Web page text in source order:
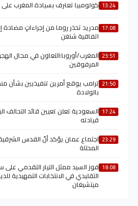
13:24 كولومبيا تعترف بسيادة المغرب على
17:08 مدريد تحذر روما من إجراءاتٍ
اتفاقية شنغن
23:51 المغرب/أوروبا:التعاون في مجال
المرفوقين
21:50 ترامب يوقع أمرين تنفيذيين بشأن
بالولادة
17:24 السعودية تعلن تعيين قائد
قيادته
23:29 اجتماع عمان يؤكد أنّ القدس
المحتلة
18:08 فوز السيد ممثل التيار التقدمي على
التقليدي في الانتخابات التمهيدية
ميتشيغان